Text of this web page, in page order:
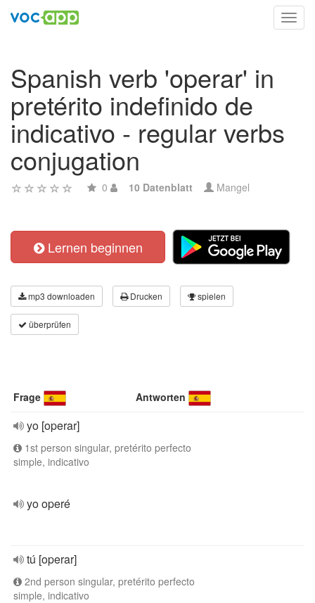
Spanish verb 'operar' in
pretérito indefinido de
indicativo - regular verbs
conjugation
0 10 Datenblatt Mangel
Lernen beginnen
mp3 downloaden Drucken spielen
überprüfen
Frage Antworten
yo [operar]
1st person singular, pretérito perfecto
simple, indicativo
yo operé
tú [operar]
2nd person singular, pretérito perfecto
simple, indicativo